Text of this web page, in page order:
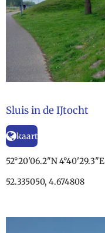
Sluis in de IJtocht
kaart
52°20'06.2"N 4°40'29.3"E
52.335050, 4.674808